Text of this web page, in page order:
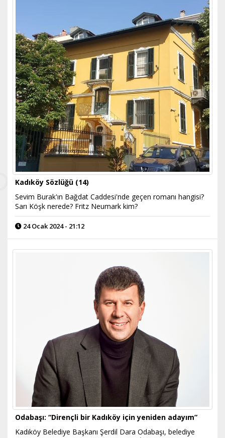
Kadıköy Sözlüğü (14)
Sevim Burak'ın Bağdat Caddesi'nde geçen romanı hangisi?
Sarı Köşk nerede? Fritz Neumark kim?
24 Ocak 2024 - 21:12
Odabaşı: “Dirençli bir Kadıköy için yeniden adayım”
Kadıköy Belediye Başkanı Şerdil Dara Odabaşı, belediye